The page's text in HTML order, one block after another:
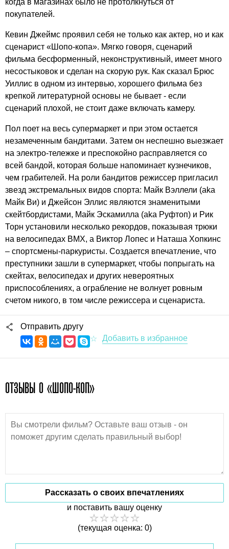
покупателей.
Кевин Джеймс проявил себя не только как актер, но и как
сценарист «Шопо-копа». Мягко говоря, сценарий
фильма бесформенный, неконструктивный, имеет много
несостыковок и сделан на скорую рук. Как сказал Брюс
Уиллис в одном из интервью, хорошего фильма без
крепкой литературной основы не бывает - если
сценарий плохой, не стоит даже включать камеру.
Пол поет на весь супермаркет и при этом остается
незамеченным бандитами. Затем он неспешно выезжает
на электро-тележке и преспокойно расправляется со
всей бандой, которая больше напоминает кузнечиков,
чем грабителей. На роли бандитов режиссер пригласил
звезд экстремальных видов спорта: Майк Вэллели (aka
Майк Ви) и Джейсон Эллис являются знаменитыми
скейтбордистами, Майк Эскамилла (aka Руфтоп) и Рик
Торн установили несколько рекордов, показывая трюки
на велосипедах BMX, а Виктор Лопес и Наташа Хопкинс
– спортсмены-паркуристы. Создается впечатление, что
преступники зашли в супермаркет, чтобы попрыгать на
скейтах, велосипедах и других невероятных
приспособлениях, а ограбление не волнует ровным
счетом никого, в том числе режиссера и сценариста.
Отправить другу
ОТЗЫВЫ О «ШОПО-КОП»
Рассказать о своих впечатлениях
и поставить вашу оценку
(текущая оценка: 0)